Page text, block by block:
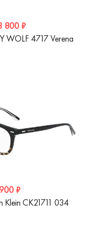
800 ₽
WOLF 4717 Verena
₽
Klein CK21711 034